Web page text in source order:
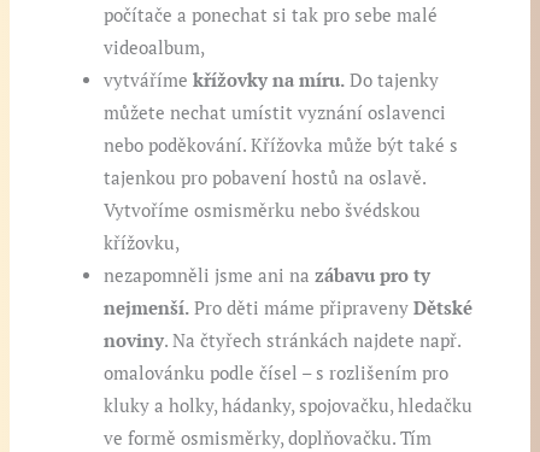
počítače a ponechat si tak pro sebe malé
videoalbum,
vytvářímekřížovky na míru. Do tajenky
můžete nechat umístit vyznání oslavenci
nebo poděkování. Křížovka může být také s
tajenkou pro pobavení hostů na oslavě.
Vytvoříme osmisměrku nebo švédskou
křížovku,
nezapomněli jsme ani nazábavu pro ty
nejmenší. Pro děti máme připravenyDětské
noviny. Na čtyřech stránkách najdete např.
omalovánku podle čísel – s rozlišením pro
kluky a holky, hádanky, spojovačku, hledačku
ve formě osmisměrky, doplňovačku. Tím